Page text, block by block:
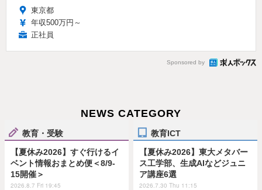
東京都
年収500万円～
正社員
Sponsored by
NEWS CATEGORY
教育・受験
【夏休み2026】すぐ行けるイ
ベント情報おまとめ便＜8/9-
15開催＞
2026.8.7 Fri 19:45
教育ICT
【夏休み2026】東大メタバー
ス工学部、生成AIなどジュニ
ア講座6選
2026.7.30 Thu 11:15